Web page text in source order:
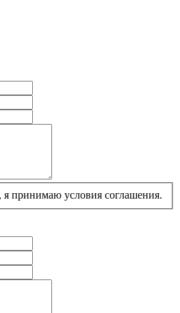
принимаю условия соглашения.